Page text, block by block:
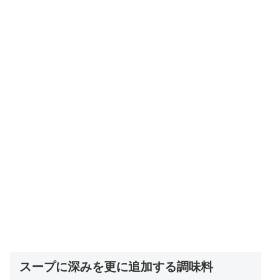
スープに深みを更に追加する調味料